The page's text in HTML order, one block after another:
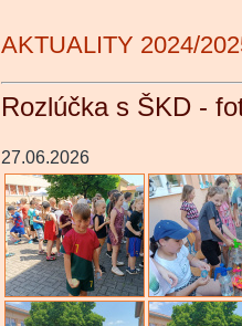
AKTUALITY 2024/
Rozlúčka s ŠKD -
27.06.2026